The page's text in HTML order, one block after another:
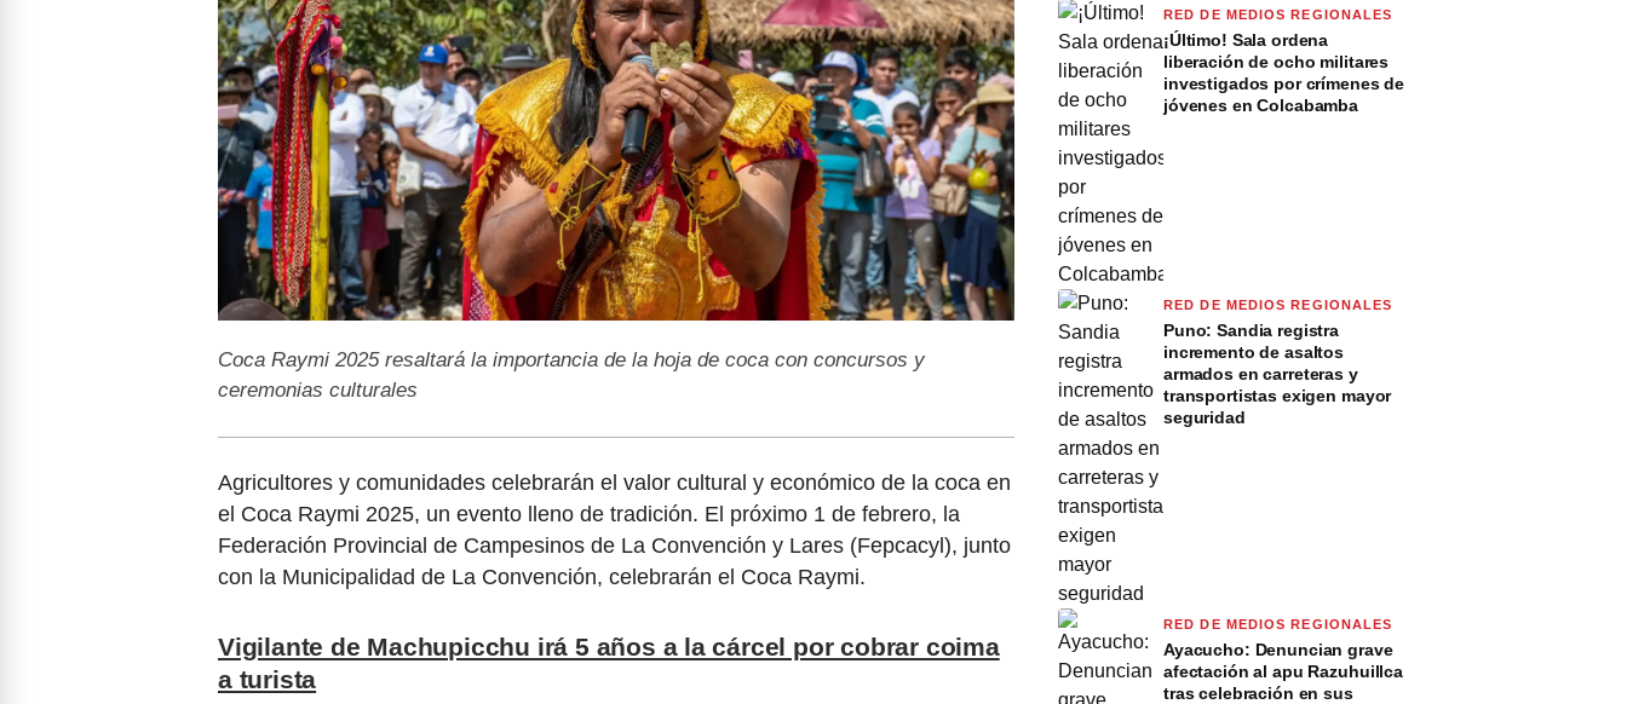
Coca Raymi 2025 resaltará la importancia de la hoja de coca con concursos y
ceremonias culturales
Agricultores y comunidades celebrarán el valor cultural y económico de la coca en
el Coca Raymi 2025, un evento lleno de tradición. El próximo 1 de febrero, la
Federación Provincial de Campesinos de La Convención y Lares (Fepcacyl), junto
con la Municipalidad de La Convención, celebrarán el Coca Raymi.
Vigilante de Machupicchu irá 5 años a la cárcel por cobrar coima
a turista
RED DE MEDIOS REGIONALES
¡Último! Sala ordena
liberación de ocho militares
investigados por crímenes de
jóvenes en Colcabamba
RED DE MEDIOS REGIONALES
Puno: Sandia registra
incremento de asaltos
armados en carreteras y
transportistas exigen mayor
seguridad
RED DE MEDIOS REGIONALES
Ayacucho: Denuncian grave
afectación al apu Razuhuillca
tras celebración en sus